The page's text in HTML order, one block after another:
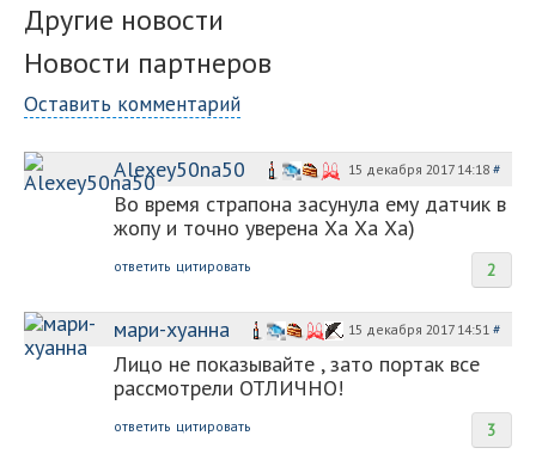
Другие новости
Новости партнеров
Оставить комментарий
Alexey50na50 15 декабря 2017 14:18 #
Во время страпона засунула ему датчик в
жопу и точно уверена Ха Ха Ха)
2
ответить цитировать
мари-хуанна 15 декабря 2017 14:51 #
Лицо не показывайте , зато портак все
рассмотрели ОТЛИЧНО!
3
ответить цитировать